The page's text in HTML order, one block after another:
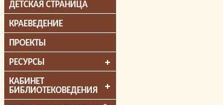
ДЕТСКАЯ СТРАНИЦА
КРАЕВЕДЕНИЕ
ПРОЕКТЫ
РЕСУРСЫ
КАБИНЕТ
БИБЛИОТЕКОВЕДЕНИЯ